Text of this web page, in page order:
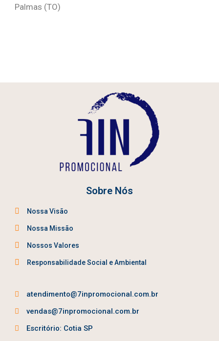
Palmas (TO)
Sobre Nós
Nossa Visão
Nossa Missão
Nossos Valores
Responsabilidade Social e Ambiental
atendimento@7inpromocional.com.br
vendas@7inpromocional.com.br
Escritório: Cotia SP